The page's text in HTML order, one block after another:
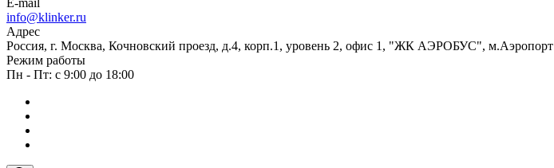
E-mail
info@klinker.ru
Адрес
Россия, г. Москва, Кочновский проезд, д.4, корп.1, уровень 2, офис 1, "ЖК АЭРОБУС", м.Аэропорт
Режим работы
Пн - Пт: с 9:00 до 18:00